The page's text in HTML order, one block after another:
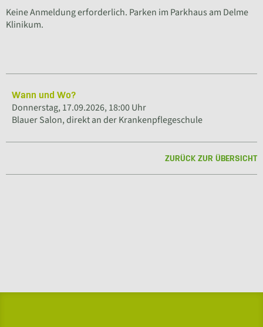
Keine Anmeldung erforderlich. Parken im Parkhaus am Delme
Klinikum.
Wann und Wo?
Donnerstag, 17.09.2026, 18:00 Uhr
Blauer Salon, direkt an der Krankenpflegeschule
ZURÜCK ZUR ÜBERSICHT